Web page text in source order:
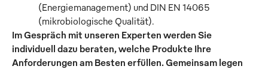
(Energiemanagement) und DIN EN 14065
(mikrobiologische Qualität).
Im Gespräch mit unseren Experten werden Sie
individuell dazu beraten, welche Produkte Ihre
Anforderungen am Besten erfüllen. Gemeinsam legen